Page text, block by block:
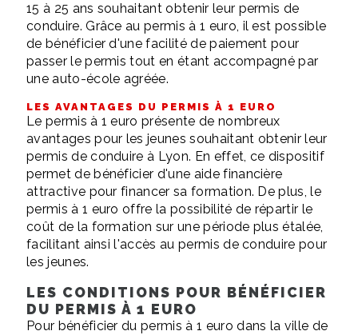
15 à 25 ans souhaitant obtenir leur permis de
conduire. Grâce au permis à 1 euro, il est possible
de bénéficier d'une facilité de paiement pour
passer le permis tout en étant accompagné par
une auto-école agréée.
LES AVANTAGES DU PERMIS À 1 EURO
Le permis à 1 euro présente de nombreux
avantages pour les jeunes souhaitant obtenir leur
permis de conduire à Lyon. En effet, ce dispositif
permet de bénéficier d'une aide financière
attractive pour financer sa formation. De plus, le
permis à 1 euro offre la possibilité de répartir le
coût de la formation sur une période plus étalée,
facilitant ainsi l'accès au permis de conduire pour
les jeunes.
LES CONDITIONS POUR BÉNÉFICIER
DU PERMIS À 1 EURO
Pour bénéficier du permis à 1 euro dans la ville de